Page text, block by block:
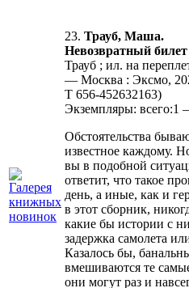
23. Трауб, Маша.
Невозвратный билет
Трауб ; ил. на
— Москва : Эксмо,
Т 656-452632163)
Экземпляры:
Обстоятельства
известное каждому.
вы в подобной
ответит, что такое
день, а иные, как и
в этот сборник,
какие бы истории с
задержка самолета
Казалось бы,
вмешиваются те
они могут раз и